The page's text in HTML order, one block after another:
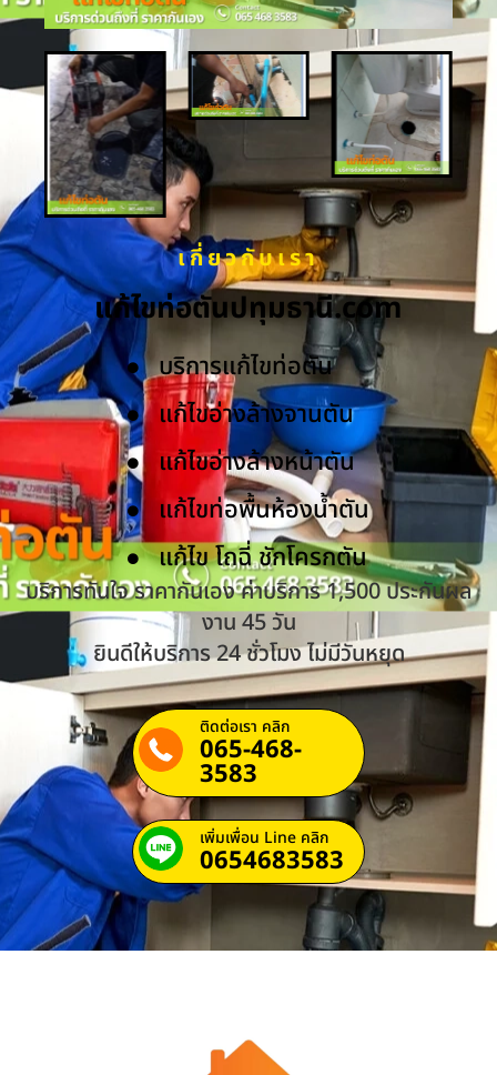
เกี่ยวกับเรา
แก้ไขท่อตันปทุมธานี.com
บริการแก้ไขท่อตัน
แก้ไขอ่างล้างจานตัน
แก้ไขอ่างล้างหน้าตัน
แก้ไขท่อพื้นห้องน้ำตัน
แก้ไข โถฉี่ ชักโครกตัน
บริการทันใจ ราคากันเอง ค่าบริการ 1,500 ประกันผล
งาน 45 วัน
ยินดีให้บริการ 24 ชั่วโมง ไม่มีวันหยุด
ติดต่อเรา คลิก
065-468-
3583
เพิ่มเพื่อน Line คลิก
0654683583